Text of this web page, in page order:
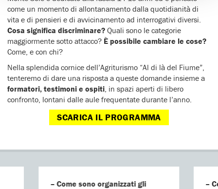
come un momento di allontanamento dalla quotidianità di
vita e di pensieri e di avvicinamento ad interrogativi diversi.
Cosa significa discriminare? Quali sono le categorie
maggiormente sotto attacco? È possibile cambiare le cose?
Come, e con chi?
Nella splendida cornice dell’Agriturismo “Al di là del Fiume”,
tenteremo di dare una risposta a queste domande insieme a
formatori, testimoni e ospiti, in spazi aperti di libero
confronto, lontani dalle aule frequentate durante l’anno.
SCARICA IL PROGRAMMA
– Come sono organizzati gli
–